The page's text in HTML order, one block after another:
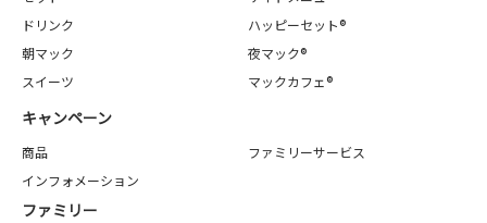
ドリンク
ハッピーセット®
朝マック
夜マック®
スイーツ
マックカフェ®
キャンペーン
商品
ファミリーサービス
インフォメーション
ファミリー